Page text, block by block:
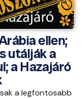
ellen;
utálják a
a Hazajáró
a legfontosabb